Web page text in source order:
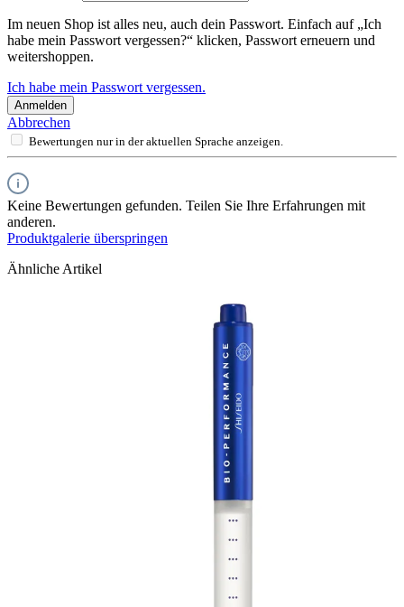
Im neuen Shop ist alles neu, auch dein Passwort. Einfach auf „Ich
habe mein Passwort vergessen?“ klicken, Passwort erneuern und
weitershoppen.
Ich habe mein Passwort vergessen.
Anmelden
Abbrechen
Bewertungen nur in der aktuellen Sprache anzeigen.
Keine Bewertungen gefunden. Teilen Sie Ihre Erfahrungen mit
anderen.
Produktgalerie überspringen
Ähnliche Artikel